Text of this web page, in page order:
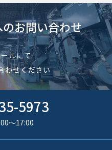
お問い合わせ
ルにて
わせください
5973
〜17:00